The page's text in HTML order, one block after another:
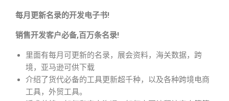
每月更新名录的开发电子书!
销售开发客户必备,百万条名录!
里面有每月可更新的名录，展会资料，海关数据，跨
境，亚马逊可供下载
介绍了货代必备的工具更新超千种，以及各种跨境电商
工具，外贸工具。